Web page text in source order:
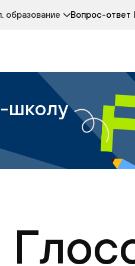
образование
по чтению
Вопрос-ответ
школу